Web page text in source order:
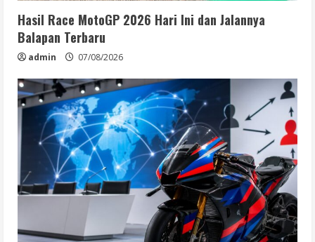
Hasil Race MotoGP 2026 Hari Ini dan Jalannya
Balapan Terbaru
admin 07/08/2026